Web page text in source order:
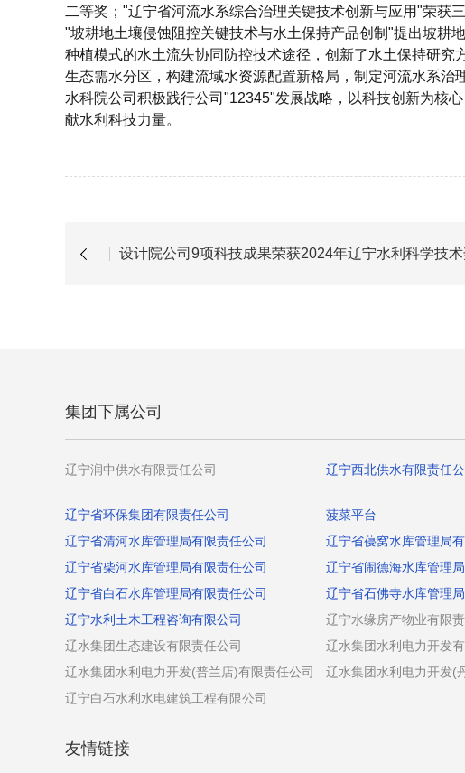
二等奖；"辽宁省河流水系综合治理关键技术创新与应用"荣获三
"坡耕地土壤侵蚀阻控关键技术与水土保持产品创制"提出坡耕
种植模式的水土流失协同防控技术途径，创新了水土保持研
生态需水分区，构建流域水资源配置新格局，制定河流水系治
水科院公司积极践行公司 "12345"发展战略，以科技创新为核
献水利科技力量。
设计院公司9项科技成果荣获2024年辽宁水利科学技术
集团下属公司
辽宁润中供水有限责任公司 辽宁西北供水有限责任公
辽宁省环保集团有限责任公司
菠菜平台
辽宁省清河水库管理局有限责任公司
辽宁省葠窝水库管理局
辽宁省柴河水库管理局有限责任公司
辽宁省闹德海水库管理
辽宁省白石水库管理局有限责任公司
辽宁省石佛寺水库管理
辽宁水利土木工程咨询有限公司
辽宁水缘房产物业有限
辽水集团生态建设有限责任公司
辽水集团水利电力开发
辽水集团水利电力开发(普兰店)有限责任公司
辽水集团水利电力开发(
辽宁白石水利水电建筑工程有限公司
友情链接